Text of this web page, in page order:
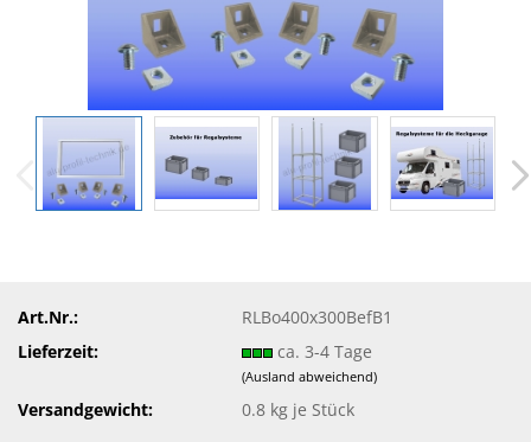
Art.Nr.:
RLBo400x300BefB1
Lieferzeit:
ca. 3-4 Tage
(Ausland abweichend)
Versandgewicht: 0.8 kg je Stück